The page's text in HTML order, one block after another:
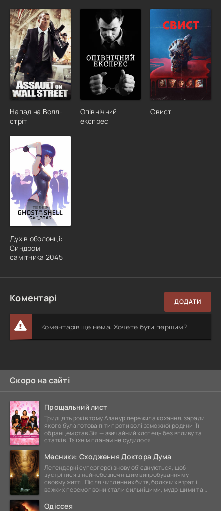
Напад на Волл-
стріт
Опівнічний
експрес
Свист
Дух в оболонці:
Синдром
самітника 2045
Коментарі ДОДАТИ
Коментарів ще нема. Хочете бути першим?
Скоро на сайті
Прощальний лист
Тридцять років тому Аланур пережила кохання, заради
якого була готова піти проти волі заможної родини. Її
обранцем став Зія — звичайний хлопець без впливу та
статків. Та їхнім планам не судилося
Месники: Сходження Доктора Дума
Легендарні супергерої знову об'єднуються, щоб
зустрітися з найнебезпечнішим випробуванням у
своєму житті. Після численних битв, болючих втрат і
важких перемог вони стали сильнішими, мудрішими та
Одіссея